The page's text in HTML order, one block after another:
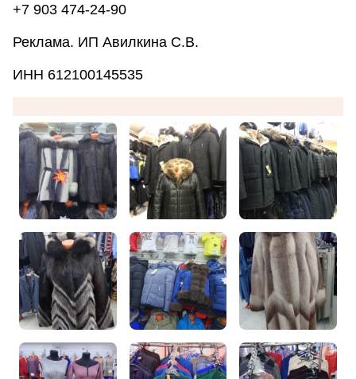
+7 903 474-24-90
Реклама. ИП Авилкина С.В.
ИНН 612100145535